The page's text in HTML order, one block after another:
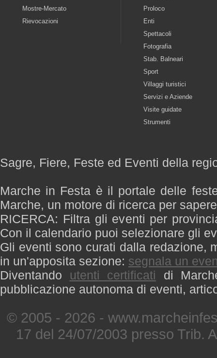
Mostre-Mercato
Rievocazioni
Proloco
Enti
Spettacoli
Fotografia
Stab. Balneari
Sport
Villaggi turistici
Servizi e Aziende
Visite guidate
Strumenti
Sagre, Fiere, Feste ed Eventi della
Marche in Festa è il portale delle
Marche, un motore di ricerca per
RICERCA: Filtra gli eventi per
Con il calendario puoi selezionare gli
Gli eventi sono curati dalla redazione,
in un'apposita sezione: segnala un
Diventando utenti certificati di
pubblicazione autonoma di eventi,
© 2005 - 2026 -
17 del 24/07/2003 presso Trib.